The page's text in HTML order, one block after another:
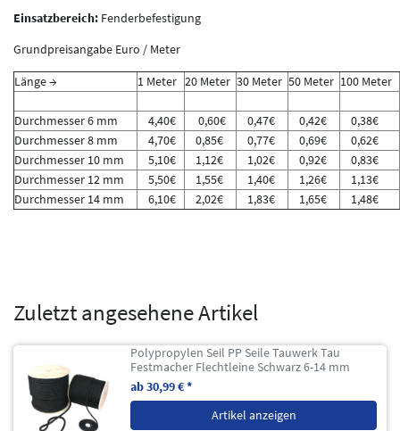
Einsatzbereich: Fenderbefestigung
Grundpreisangabe Euro / Meter
Länge →
1 Meter 20 Meter 30 Meter 50 Meter 100 Meter
Durchmesser 6 mm 4,40€ 0,60€ 0,47€ 0,42€
0,38€
Durchmesser 8 mm
4,70€ 0,85€ 0,77€ 0,69€
0,62€
Durchmesser 10 mm
5,10€ 1,12€ 1,02€ 0,92€
0,83€
Durchmesser 12 mm
5,50€ 1,55€ 1,40€ 1,26€
1,13€
Durchmesser 14 mm
6,10€ 2,02€ 1,83€ 1,65€ 1,48€
Zuletzt angesehene Artikel
Polypropylen Seil PP Seile Tauwerk Tau
Festmacher Flechtleine Schwarz 6-14 mm
ab 30,99 € *
Artikel anzeigen